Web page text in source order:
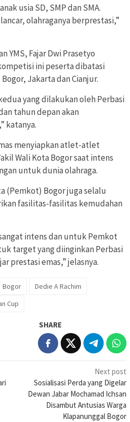
usia SD, SMP dan SMA.
olahraganya berprestasi,”
YMS, Fajar Dwi Prasetyo
ini peserta dibatasi
Jakarta dan Cianjur.
yang dilakukan oleh Perbasi
tahun depan akan
katanya.
menyiapkan atlet-atlet
Wali Kota Bogor saat intens
untuk dunia olahraga.
(Pemkot) Bogor juga selalu
fasilitas-fasilitas kemudahan
intens dan untuk Pemkot
target yang diinginkan Perbasi
prestasi emas,” jelasnya.
Bogor
Dedie A Rachim
Cup
SHARE
Next post
Sosialisasi Perda yang Digelar
Dewan Jabar Mochamad Ichsan
Disambut Antusias Warga
Klapanunggal Bogor